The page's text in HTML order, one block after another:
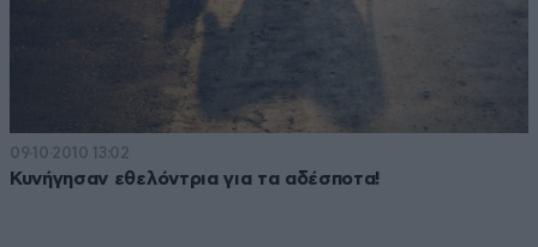
09·10·2010 13:02
Κυνήγησαν εθελόντρια για τα αδέσποτα!